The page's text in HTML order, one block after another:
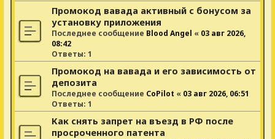
Промокод вавада активный с бонусом за
установку приложения
Последнее сообщение Blood Angel « 03 авг 2026,
08:42
Ответы: 1
Промокод на вавада и его зависимость от
депозита
Последнее сообщение CoPilot « 03 авг 2026, 06:51
Ответы: 1
Как снять запрет на въезд в РФ после
просроченного патента